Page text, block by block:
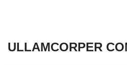
ULLAMCORPER